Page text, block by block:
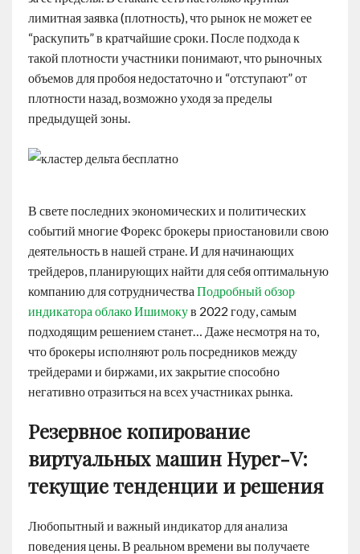
лимитная заявка (плотность), что рынок не может ее
“раскупить” в кратчайшие сроки. После подхода к
такой плотности участники понимают, что рыночных
объемов для пробоя недостаточно и “отступают” от
плотности назад, возможно уходя за пределы
предыдущей зоны.
В свете последних экономических и политических
событий многие Форекс брокеры приостановили свою
деятельность в нашей стране. И для начинающих
трейдеров, планирующих найти для себя оптимальную
компанию для сотрудничества Подробный обзор
индикатора облако Ишимокув 2022 году, самым
подходящим решением станет… Даже несмотря на то,
что брокеры исполняют роль посредников между
трейдерами и биржами, их закрытие способно
негативно отразиться на всех участниках рынка.
Резервное копирование
виртуальных машин Hyper-V:
текущие тенденции и решения
Любопытный и важный индикатор для анализа
поведения цены. В реальном времени вы получаете